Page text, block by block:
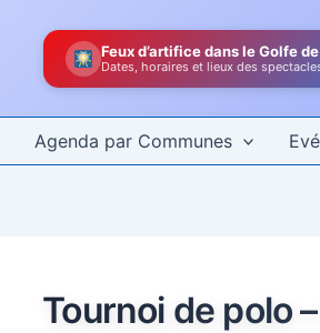
Feux d’artifice dans le Golfe
Dates, horaires et lieux des
Agenda par Communes
Tournoi de polo